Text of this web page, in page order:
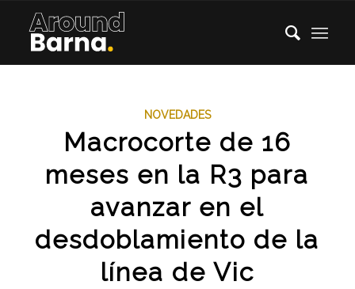
NOVEDADES
Macrocorte de 16
meses en la R3 para
avanzar en el
desdoblamiento de la
línea de Vic